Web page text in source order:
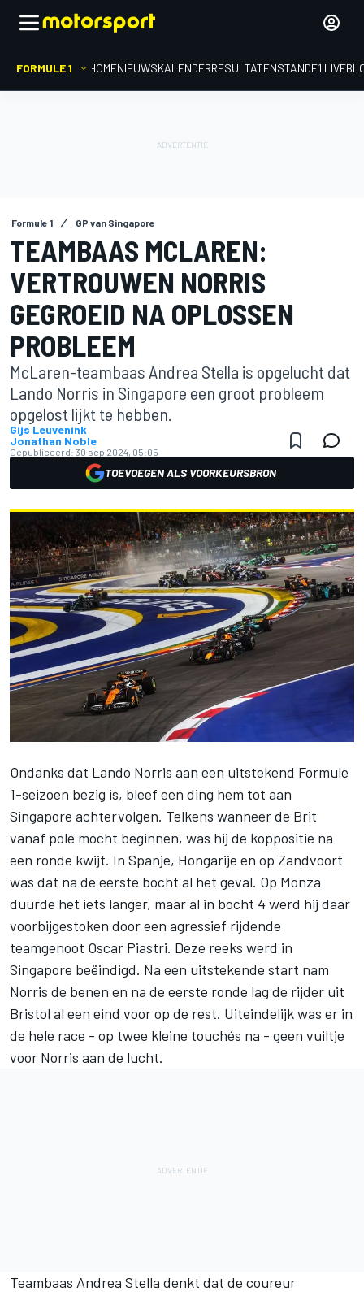
FORMULE 1 HOMENIEUWSKALENDERRESULTATENSTANDF1
Formule 1 GP van Singapore
TEAMBAAS MCLAREN:
VERTROUWEN NORRIS
GEGROEID NA OPLOSSEN
PROBLEEM
McLaren-teambaas Andrea Stella is opgelucht dat
Lando Norris in Singapore een groot probleem
opgelost lijkt te hebben.
Gijs Leuvenink
Jonathan Noble
Gepubliceerd: 30 sep 2024, 05:05
TOEVOEGEN ALS VOORKEURSBRON
Ondanks dat Lando Norris aan een uitstekend Formule
1-seizoen bezig is, bleef een ding hem tot aan
Singapore achtervolgen. Telkens wanneer de Brit
vanaf pole mocht beginnen, was hij de koppositie na
een ronde kwijt. In Spanje, Hongarije en op Zandvoort
was dat na de eerste bocht al het geval. Op Monza
duurde het iets langer, maar al in bocht 4 werd hij daar
voorbijgestoken door een agressief rijdende
teamgenoot Oscar Piastri. Deze reeks werd in
Singapore beëindigd. Na een uitstekende start nam
Norris de benen en na de eerste ronde lag de rijder uit
Bristol al een eind voor op de rest. Uiteindelijk was er in
de hele race - op twee kleine touchés na - geen vuiltje
voor Norris aan de lucht.
Teambaas Andrea Stella denkt dat de coureur